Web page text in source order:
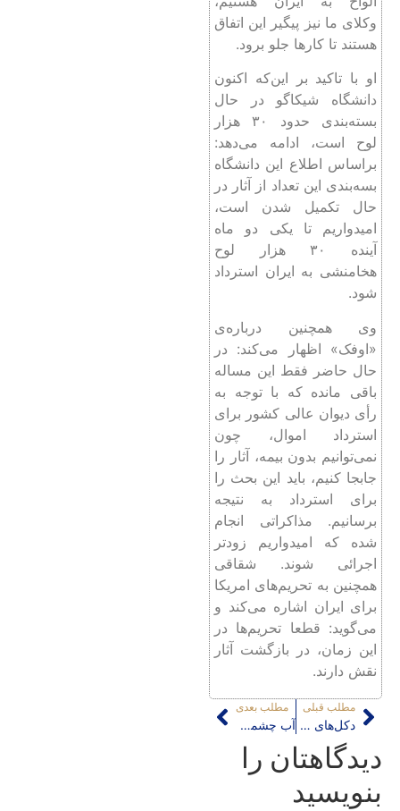
وکلای ما نیز پیگیر این اتفاق
هستند تا کارها جلو برود.
او با تاکید بر این‌که اکنون
دانشگاه شیکاگو در حال
بسته‌بندی حدود ۳۰ هزار
لوح است، ادامه می‌دهد:
براساس اطلاع این دانشگاه
بسه‌بندی این تعداد از آثار در
حال تکمیل شدن است،
امیدواریم تا یکی دو ماه
آینده ۳۰ هزار لوح
هخامنشی به ایران استرداد
شود.
وی همچنین درباره‌ی
«اوفک» اظهار می‌کند: در
حال حاضر فقط این مساله
باقی مانده که با توجه به
رأی دیوان عالی کشور برای
استرداد اموال، چون
نمی‌توانیم بدون بیمه، آثار را
جابجا کنیم، باید این بحث را
برای استرداد به نتیجه
برسانیم. مذاکراتی انجام
شده که امیدواریم زودتر
اجرائی شوند. شقاقی
همچنین به تحریم‌های امریکا
برای ایران اشاره می‌کند و
می‌گوید: قطعا تحریم‌ها در
این زمان، در بازگشت آثار
نقش دارند.
مطلب قبلی
دکل‌های مخابراتی تهران را شبیه جوجه تیغی کرده‌اند
مطلب بعدی
آب چشمه علی خشک نشده است
دیدگاهتان را
بنویسید